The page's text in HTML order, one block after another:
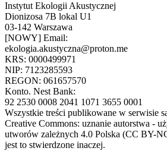
Instytut Ekologii Akustycznej
Dionizosa 7B lokal U1
03-142 Warszawa
[NOWY] Email:
ekologia.akustyczna@proton.me
KRS: 0000499971
NIP: 7123285593
REGON: 061657570
Konto. Nest Bank:
92 2530 0008 2041 1071 3655 0001
Wszystkie treści publikowane w serwisie
Creative Commons: uznanie autorstwa -
utworów zależnych 4.0 Polska (CC BY-
jest to stwierdzone inaczej.